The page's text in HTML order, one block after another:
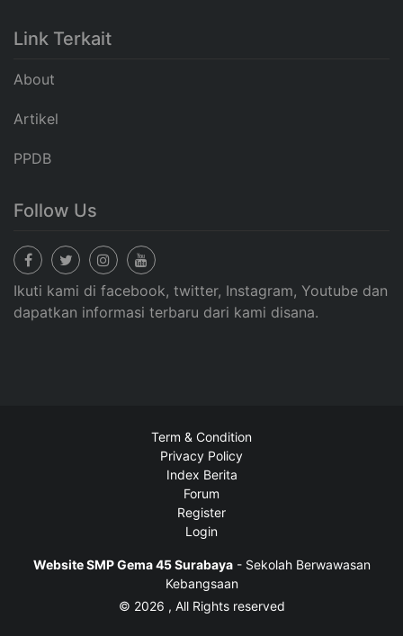
Link Terkait
About
Artikel
PPDB
Follow Us
Ikuti kami di facebook, twitter, Instagram, Youtube dan
dapatkan informasi terbaru dari kami disana.
Term & Condition
Privacy Policy
Index Berita
Forum
Register
Login
Website SMP Gema 45 Surabaya- Sekolah Berwawasan
Kebangsaan
© 2026 , All Rights reserved